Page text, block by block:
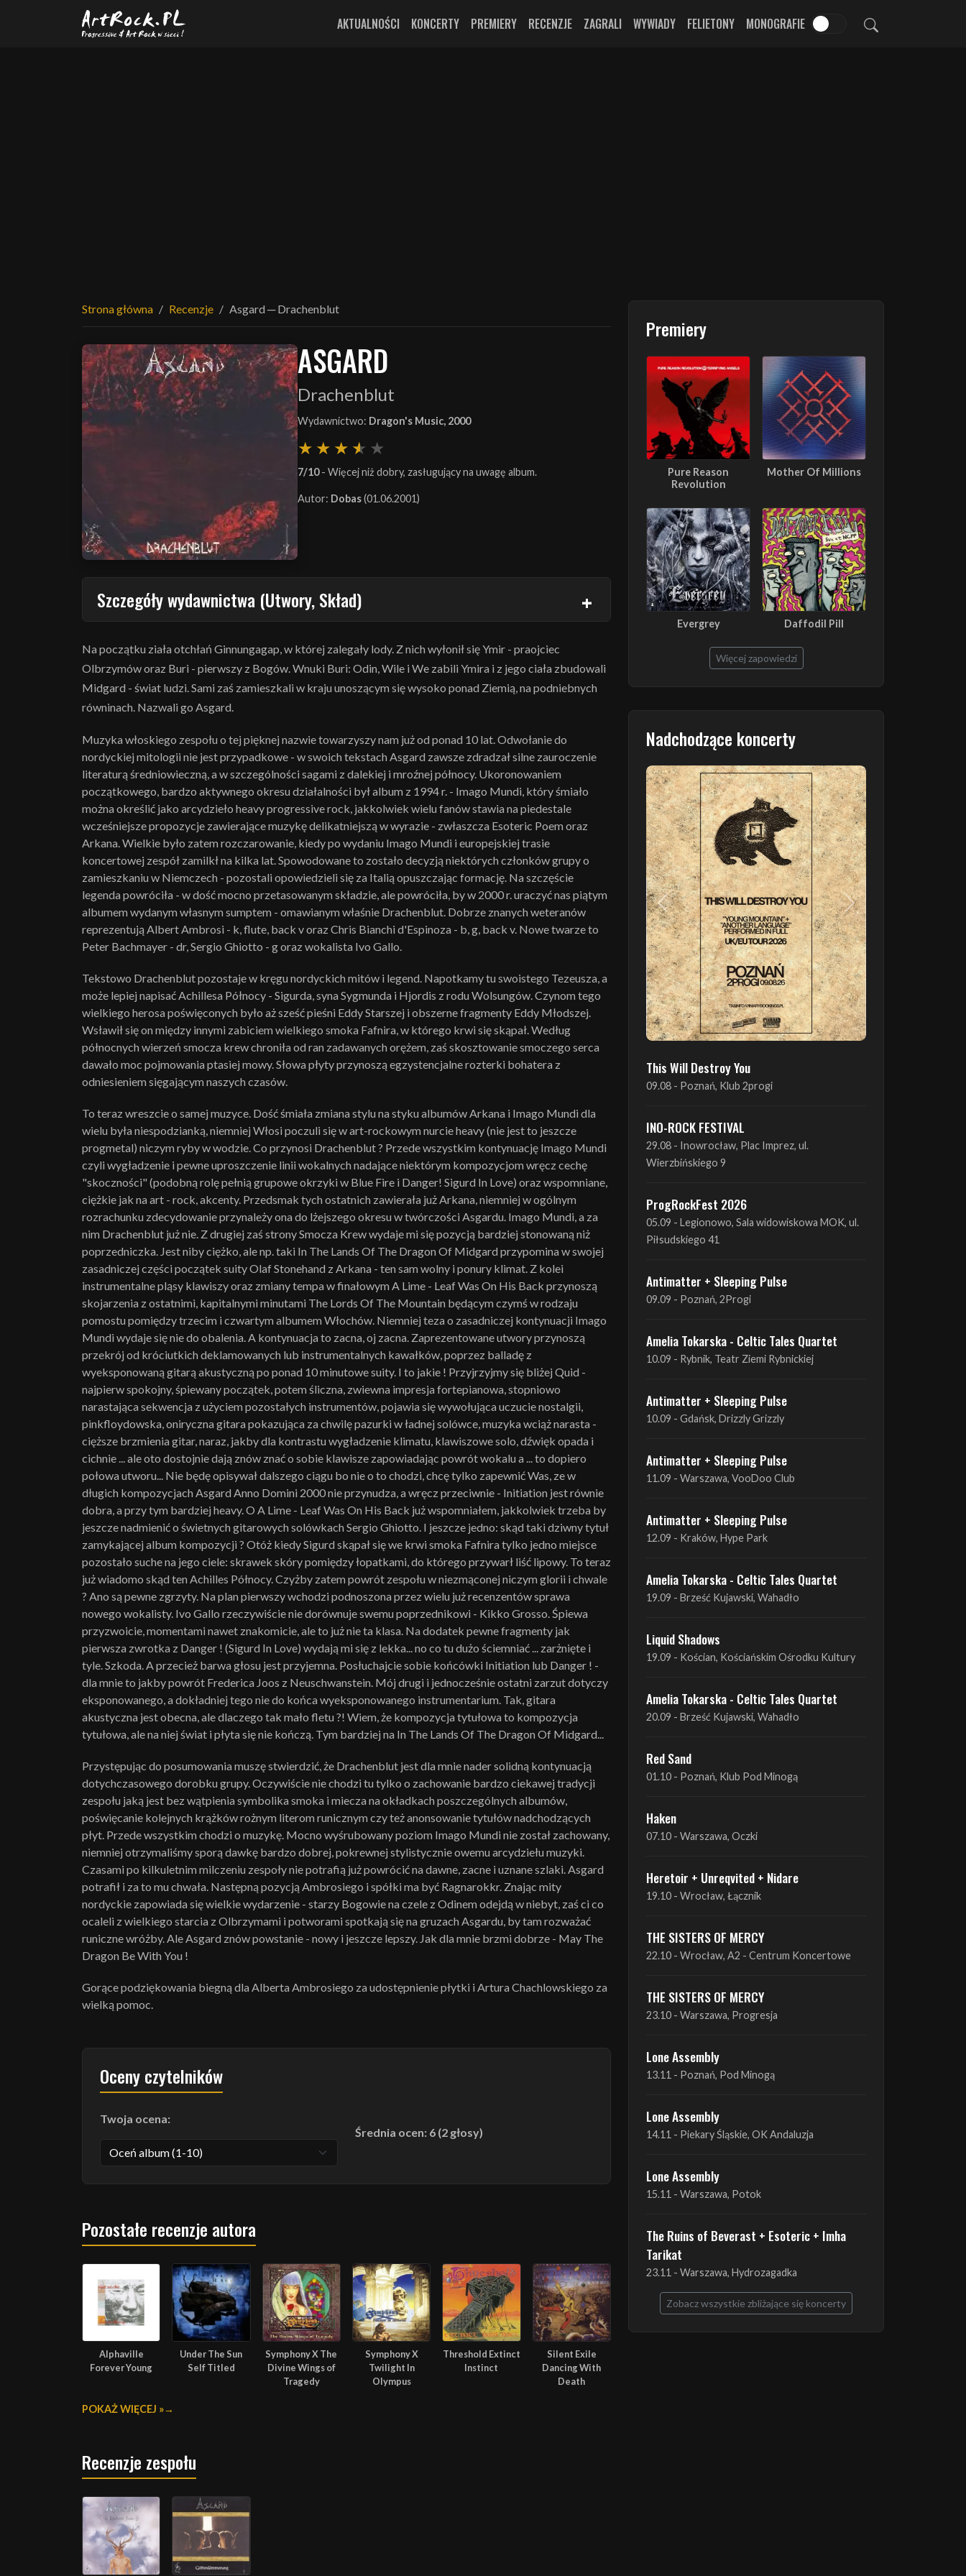
Przejdź do treści głównej
AKTUALNOŚCI KONCERTY PREMIERY RECENZJE ZAGRALI WYWIADY FELIETONY MONOGRAFIE
Strona główna Recenzje Asgard ─ Drachenblut
ASGARD
Drachenblut
Wydawnictwo: Dragon's Music, 2000
7/10- Więcej niż dobry, zasługujący na uwagę album.
Autor: Dobas(01.06.2001)
Szczegóły wydawnictwa (Utwory, Skład)
Na początku ziała otchłań Ginnungagap, w której zalegały lody. Z nich wyłonił się Ymir - praojciec
Olbrzymów oraz Buri - pierwszy z Bogów. Wnuki Buri: Odin, Wile i We zabili Ymira i z jego ciała zbudowali
Midgard - świat ludzi. Sami zaś zamieszkali w kraju unoszącym się wysoko ponad Ziemią, na podniebnych
równinach. Nazwali go Asgard.
Muzyka włoskiego zespołu o tej pięknej nazwie towarzyszy nam już od ponad 10 lat. Odwołanie do
nordyckiej mitologii nie jest przypadkowe - w swoich tekstach Asgard zawsze zdradzał silne zauroczenie
literaturą średniowieczną, a w szczególności sagami z dalekiej i mroźnej północy. Ukoronowaniem
początkowego, bardzo aktywnego okresu działalności był album z 1994 r. - Imago Mundi, który śmiało
można określić jako arcydzieło heavy progressive rock, jakkolwiek wielu fanów stawia na piedestale
wcześniejsze propozycje zawierające muzykę delikatniejszą w wyrazie - zwłaszcza Esoteric Poem oraz
Arkana. Wielkie było zatem rozczarowanie, kiedy po wydaniu Imago Mundi i europejskiej trasie
koncertowej zespół zamilkł na kilka lat. Spowodowane to zostało decyzją niektórych członków grupy o
zamieszkaniu w Niemczech - pozostali opowiedzieli się za Italią opuszczając formację. Na szczęście
legenda powróciła - w dość mocno przetasowanym składzie, ale powróciła, by w 2000 r. uraczyć nas piątym
albumem wydanym własnym sumptem - omawianym właśnie Drachenblut. Dobrze znanych weteranów
reprezentują Albert Ambrosi - k, flute, back v oraz Chris Bianchi d'Espinoza - b, g, back v. Nowe twarze to
Peter Bachmayer - dr, Sergio Ghiotto - g oraz wokalista Ivo Gallo.
Tekstowo Drachenblut pozostaje w kręgu nordyckich mitów i legend. Napotkamy tu swoistego Tezeusza, a
może lepiej napisać Achillesa Północy - Sigurda, syna Sygmunda i Hjordis z rodu Wolsungów. Czynom tego
wielkiego herosa poświęconych było aż sześć pieśni Eddy Starszej i obszerne fragmenty Eddy Młodszej.
Wsławił się on między innymi zabiciem wielkiego smoka Fafnira, w którego krwi się skąpał. Według
północnych wierzeń smocza krew chroniła od ran zadawanych orężem, zaś skosztowanie smoczego serca
dawało moc pojmowania ptasiej mowy. Słowa płyty przynoszą egzystencjalne rozterki bohatera z
odniesieniem sięgającym naszych czasów.
To teraz wreszcie o samej muzyce. Dość śmiała zmiana stylu na styku albumów Arkana i Imago Mundi dla
wielu była niespodzianką, niemniej Włosi poczuli się w art-rockowym nurcie heavy (nie jest to jeszcze
progmetal) niczym ryby w wodzie. Co przynosi Drachenblut ? Przede wszystkim kontynuację Imago Mundi
czyli wygładzenie i pewne uproszczenie linii wokalnych nadające niektórym kompozycjom wręcz cechę
"skoczności" (podobną rolę pełnią grupowe okrzyki w Blue Fire i Danger! Sigurd In Love) oraz wspomniane,
ciężkie jak na art - rock, akcenty. Przedsmak tych ostatnich zawierała już Arkana, niemniej w ogólnym
rozrachunku zdecydowanie przynależy ona do lżejszego okresu w twórczości Asgardu. Imago Mundi, a za
nim Drachenblut już nie. Z drugiej zaś strony Smocza Krew wydaje mi się pozycją bardziej stonowaną niż
poprzedniczka. Jest niby ciężko, ale np. taki In The Lands Of The Dragon Of Midgard przypomina w swojej
zasadniczej części początek suity Olaf Stonehand z Arkana - ten sam wolny i ponury klimat. Z kolei
instrumentalne pląsy klawiszy oraz zmiany tempa w finałowym A Lime - Leaf Was On His Back przynoszą
skojarzenia z ostatnimi, kapitalnymi minutami The Lords Of The Mountain będącym czymś w rodzaju
pomostu pomiędzy trzecim i czwartym albumem Włochów. Niemniej teza o zasadniczej kontynuacji Imago
Mundi wydaje się nie do obalenia. A kontynuacja to zacna, oj zacna. Zaprezentowane utwory przynoszą
przekrój od króciutkich deklamowanych lub instrumentalnych kawałków, poprzez balladę z
wyeksponowaną gitarą akustyczną po ponad 10 minutowe suity. I to jakie ! Przyjrzyjmy się bliżej Quid -
najpierw spokojny, śpiewany początek, potem śliczna, zwiewna impresja fortepianowa, stopniowo
narastająca sekwencja z użyciem pozostałych instrumentów, pojawia się wywołująca uczucie nostalgii,
pinkfloydowska, oniryczna gitara pokazująca za chwilę pazurki w ładnej solówce, muzyka wciąż narasta -
cięższe brzmienia gitar, naraz, jakby dla kontrastu wygładzenie klimatu, klawiszowe solo, dźwięk opada i
cichnie ... ale oto dostojnie dają znów znać o sobie klawisze zapowiadając powrót wokalu a ... to dopiero
połowa utworu... Nie będę opisywał dalszego ciągu bo nie o to chodzi, chcę tylko zapewnić Was, ze w
długich kompozycjach Asgard Anno Domini 2000 nie przynudza, a wręcz przeciwnie - Initiation jest równie
dobra, a przy tym bardziej heavy. O A Lime - Leaf Was On His Back już wspomniałem, jakkolwiek trzeba by
jeszcze nadmienić o świetnych gitarowych solówkach Sergio Ghiotto. I jeszcze jedno: skąd taki dziwny tytuł
zamykającej album kompozycji ? Otóż kiedy Sigurd skąpał się we krwi smoka Fafnira tylko jedno miejsce
pozostało suche na jego ciele: skrawek skóry pomiędzy łopatkami, do którego przywarł liść lipowy. To teraz
już wiadomo skąd ten Achilles Północy. Czyżby zatem powrót zespołu w niezmąconej niczym glorii i chwale
? Ano są pewne zgrzyty. Na plan pierwszy wchodzi podnoszona przez wielu już recenzentów sprawa
nowego wokalisty. Ivo Gallo rzeczywiście nie dorównuje swemu poprzednikowi - Kikko Grosso. Śpiewa
przyzwoicie, momentami nawet znakomicie, ale to już nie ta klasa. Na dodatek pewne fragmenty jak
pierwsza zwrotka z Danger ! (Sigurd In Love) wydają mi się z lekka... no co tu dużo ściemniać ... zarżnięte i
tyle. Szkoda. A przecież barwa głosu jest przyjemna. Posłuchajcie sobie końcówki Initiation lub Danger ! -
dla mnie to jakby powrót Frederica Joos z Neuschwanstein. Mój drugi i jednocześnie ostatni zarzut dotyczy
eksponowanego, a dokładniej tego nie do końca wyeksponowanego instrumentarium. Tak, gitara
akustyczna jest obecna, ale dlaczego tak mało fletu ?! Wiem, że kompozycja tytułowa to kompozycja
tytułowa, ale na niej świat i płyta się nie kończą. Tym bardziej na In The Lands Of The Dragon Of Midgard...
Przystępując do posumowania muszę stwierdzić, że Drachenblut jest dla mnie nader solidną kontynuacją
dotychczasowego dorobku grupy. Oczywiście nie chodzi tu tylko o zachowanie bardzo ciekawej tradycji
zespołu jaką jest bez wątpienia symbolika smoka i miecza na okładkach poszczególnych albumów,
poświęcanie kolejnych krążków rożnym literom runicznym czy też anonsowanie tytułów nadchodzących
płyt. Przede wszystkim chodzi o muzykę. Mocno wyśrubowany poziom Imago Mundi nie został zachowany,
niemniej otrzymaliśmy sporą dawkę bardzo dobrej, pokrewnej stylistycznie owemu arcydziełu muzyki.
Czasami po kilkuletnim milczeniu zespoły nie potrafią już powrócić na dawne, zacne i uznane szlaki. Asgard
potrafił i za to mu chwała. Następną pozycją Ambrosiego i spółki ma być Ragnarokkr. Znając mity
nordyckie zapowiada się wielkie wydarzenie - starzy Bogowie na czele z Odinem odejdą w niebyt, zaś ci co
ocaleli z wielkiego starcia z Olbrzymami i potworami spotkają się na gruzach Asgardu, by tam rozważać
runiczne wróżby. Ale Asgard znów powstanie - nowy i jeszcze lepszy. Jak dla mnie brzmi dobrze - May The
Dragon Be With You !
Gorące podziękowania biegną dla Alberta Ambrosiego za udostępnienie płytki i Artura Chachlowskiego za
wielką pomoc.
Oceny czytelników
Twoja ocena:
Średnia ocen: 6 (2 głosy)
Pozostałe recenzje autora
Alphaville
Forever Young
Under The Sun
Self Titled
Symphony X The
Divine Wings of
Tragedy
Symphony X
Twilight In
Olympus
Threshold Extinct
Instinct
Silent Exile
Dancing With
Death
POKAŻ WIĘCEJ »
Recenzje zespołu
Premiery
Pure Reason
Revolution
Mother Of Millions
Evergrey Daffodil Pill
Więcej zapowiedzi
Nadchodzące koncerty
Poprzedni Następny
09.08 - Poznań, Klub 2progi
INO-ROCK FESTIVAL
Wierzbińskiego 9
ProgRockFest 2026
Piłsudskiego 41
09.09 - Poznań, 2Progi
10.09 - Rybnik, Teatr Ziemi Rybnickiej
10.09 - Gdańsk, Drizzly Grizzly
11.09 - Warszawa, VooDoo Club
12.09 - Kraków, Hype Park
19.09 - Brześć Kujawski, Wahadło
19.09 - Kościan, Kościańskim Ośrodku Kultury
20.09 - Brześć Kujawski, Wahadło
01.10 - Poznań, Klub Pod Minogą
07.10 - Warszawa, Oczki
19.10 - Wrocław, Łącznik
22.10 - Wrocław, A2 - Centrum Koncertowe
23.10 - Warszawa, Progresja
13.11 - Poznań, Pod Minogą
14.11 - Piekary Śląskie, OK Andaluzja
15.11 - Warszawa, Potok
The Ruins of Beverast + Esoteric + Imha
Tarikat
23.11 - Warszawa, Hydrozagadka